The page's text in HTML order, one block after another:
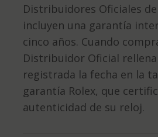
Distribuidores Oficiales
incluyen una garantía
cinco años. Cuando
Distribuidor Oficial rellena
registrada la fecha en la
garantía Rolex, que
autenticidad de su reloj.